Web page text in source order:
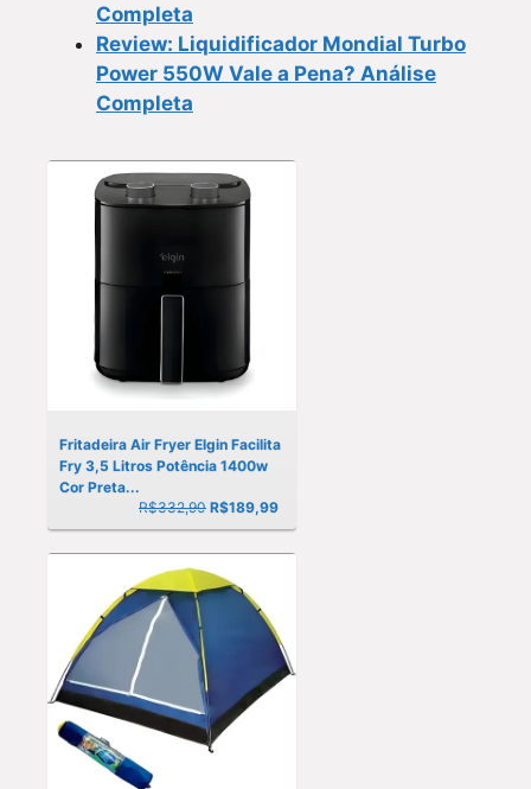
Completa
Review: Liquidificador Mondial Turbo
Power 550W Vale a Pena? Análise
Completa
Fritadeira Air Fryer Elgin Facilita
Fry 3,5 Litros Potência 1400w
Cor Preta...
R$332,90 R$189,99